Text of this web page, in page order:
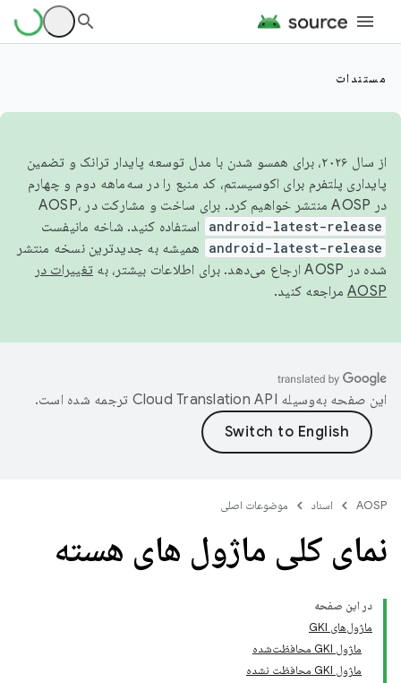
مستندات
از سال ۲۰۲۶، برای همسو شدن با مدل توسعه پایدار ترانک و تضمین
پایداری پلتفرم برای اکوسیستم، کد منبع را در سه‌ماهه دوم و چهارم
در AOSP منتشر خواهیم کرد. برای ساخت و مشارکت در AOSP،
android-latest-release استفاده کنید. شاخه مانیفست
android-latest-release
همیشه به جدیدترین نسخه منتشر
شده در AOSP ارجاع می‌دهد. برای اطلاعات بیشتر، به
تغییرات در
AOSP مراجعه کنید.
این صفحه به‌وسیله ترجمه شده است.
AOSP اسناد موضوعات اصلی
نمای کلی ماژول های هسته
در این صفحه
ماژول‌های GKI
ماژول GKI محافظت‌شده
ماژول GKI محافظت نشده